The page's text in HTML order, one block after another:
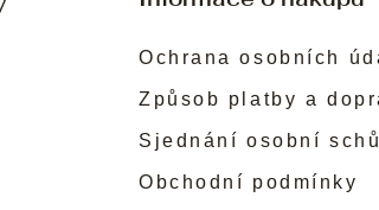
Ochrana osobních
Způsob platby a
Sjednání osobní
Obchodní podmínky